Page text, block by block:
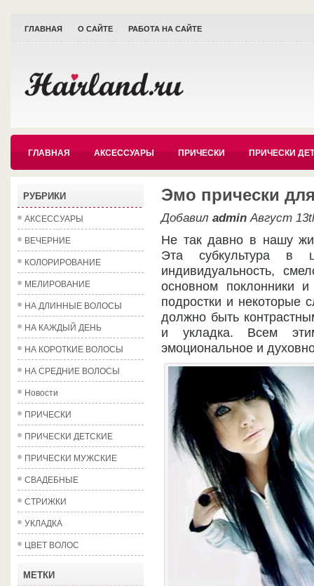
ГЛАВНАЯ О САЙТЕ РАБОТА НА САЙТЕ
ГЛАВНАЯ АКСЕССУАРЫ ПРИЧЕСКИ ПРИЧЕСКИ
РУБРИКИ
АКСЕССУАРЫ
ВЕЧЕРНИЕ
КОЛОРИРОВАНИЕ
МЕЛИРОВАНИЕ
НА ДЛИННЫЕ ВОЛОСЫ
НА КАЖДЫЙ ДЕНЬ
НА КОРОТКИЕ ВОЛОСЫ
НА СРЕДНИЕ ВОЛОСЫ
Новости
ПРИЧЕСКИ
ПРИЧЕСКИ ДЕТСКИЕ
ПРИЧЕСКИ МУЖСКИЕ
СВАДЕБНЫЕ
СТРИЖКИ
УКЛАДКА
ЦВЕТ ВОЛОС
МЕТКИ
Эмо прически
Добавил admin Август
Не так давно в нашу
Эта субкультура в
индивидуальность,
основном поклонники
подростки и некоторые
должно быть
и укладка. Всем
эмоциональное и